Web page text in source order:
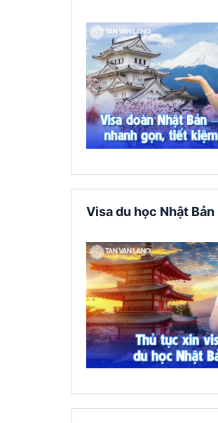
Visa du học Nhật